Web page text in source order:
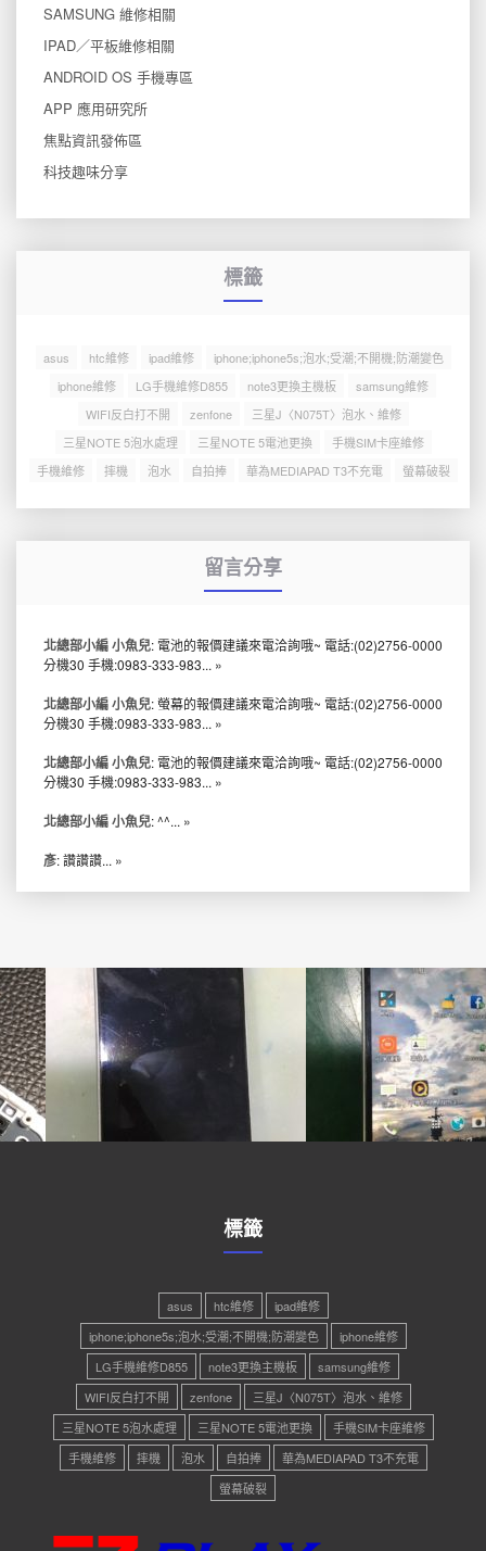
SAMSUNG 維修相關
IPAD／平板維修相關
ANDROID OS 手機專區
APP 應用研究所
焦點資訊發佈區
科技趣味分享
標籤
asus htc維修 ipad維修
iphone;iphone5s;泡水;受潮;不開機;防潮變色
iphone維修
LG手機維修D855 note3更換主機板
samsung維修
WIFI反白打不開
zenfone
三星J〈N075T〉泡水、維修
三星NOTE 5泡水處理
三星NOTE 5電池更換
手機SIM卡座維修
手機維修
摔機 泡水 自拍捧 華為MEDIAPAD T3不充電 螢幕破裂
留言分享
北總部小編 小魚兒: 電池的報價建議來電洽詢哦~ 電話:(02)2756-0000
分機30 手機:0983-333-983... »
北總部小編 小魚兒: 螢幕的報價建議來電洽詢哦~ 電話:(02)2756-0000
分機30 手機:0983-333-983... »
北總部小編 小魚兒: 電池的報價建議來電洽詢哦~ 電話:(02)2756-0000
分機30 手機:0983-333-983... »
北總部小編 小魚兒: ^^... »
彥: 讚讚讚... »
標籤
asus htc維修
ipad維修
iphone;iphone5s;泡水;受潮;不開機;防潮變色
iphone維修
LG手機維修D855
note3更換主機板
samsung維修
WIFI反白打不開
zenfone
三星J〈N075T〉泡水、維修
三星NOTE 5泡水處理
三星NOTE 5電池更換
手機SIM卡座維修
手機維修
摔機 泡水 自拍捧
華為MEDIAPAD T3不充電
螢幕破裂